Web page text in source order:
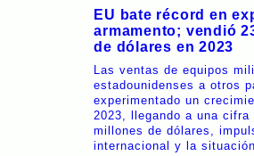
EU bate récord en
armamento; vendió
de dólares en 2023
Las ventas de equipos
estadounidenses a otros
experimentado un
2023, llegando a una cifra
millones de dólares,
internacional y la